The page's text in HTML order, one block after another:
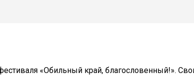
«Обильный край, благословенный!».